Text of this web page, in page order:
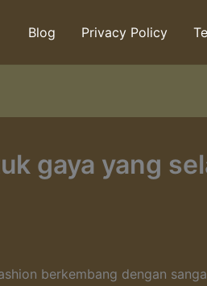
Blog Privacy Policy
gaya yang
berkembang dengan